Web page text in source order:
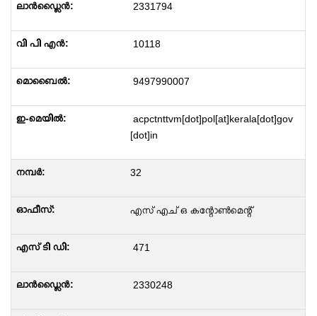
2331794
10118
9497990007
acpctnttvm[dot]pol[at]kerala[dot]gov
[dot]in
32
എസ് എച് ഒ കന്റോൺമെന്റ്
471
2330248